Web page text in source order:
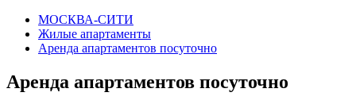
МОСКВА-СИТИ
Жилые апартаменты
Аренда апартаментов посуточно
Аренда апартаментов посуточно